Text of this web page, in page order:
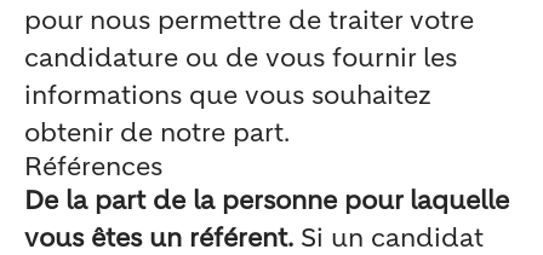
pour nous permettre de traiter votre
candidature ou de vous fournir les
informations que vous souhaitez
obtenir de notre part.
Références
De la part de la personne pour laquelle
vous êtes un référent. Si un candidat